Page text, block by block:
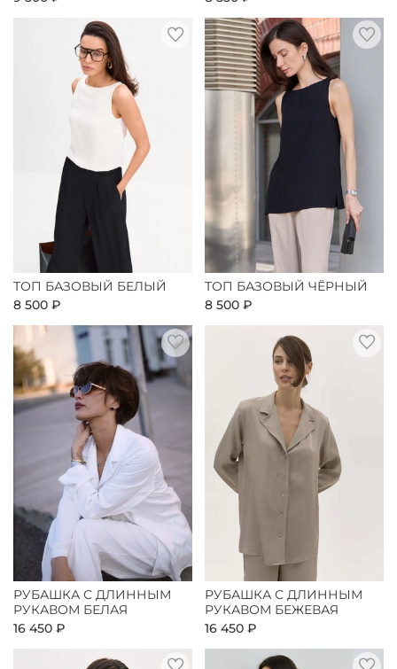
ТОП БАЗОВЫЙ БЕЛЫЙ
8 500 ₽
ТОП БАЗОВЫЙ ЧЁРНЫЙ
8 500 ₽
РУБАШКА С ДЛИННЫМ
РУКАВОМ БЕЛАЯ
16 450 ₽
РУБАШКА С ДЛИННЫМ
РУКАВОМ БЕЖЕВАЯ
16 450 ₽